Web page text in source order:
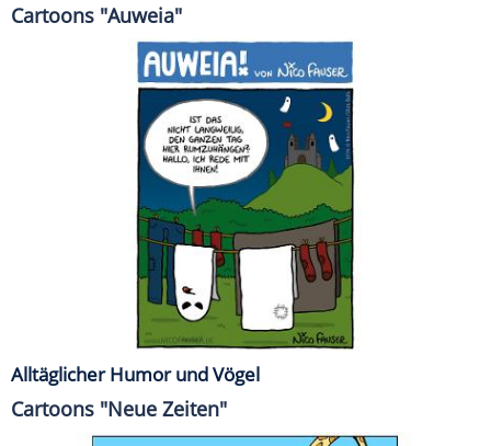
Cartoons "Auweia"
Alltäglicher Humor und Vögel
Cartoons "Neue Zeiten"